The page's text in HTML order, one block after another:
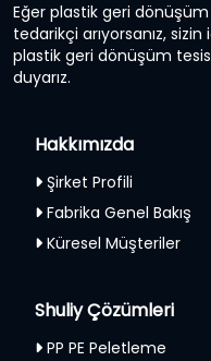
Eğer plastik geri
tedarikçi arıyorsanız,
plastik geri dönüşüm
duyarız.
Hakkımızda
Şirket Profili
Fabrika Genel Bakış
Küresel Müşteriler
Shuliy Çözümleri
PP PE Peletleme